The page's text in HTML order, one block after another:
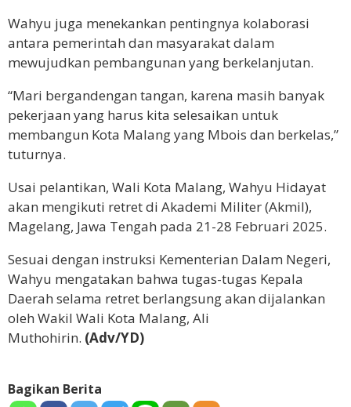
Wahyu juga menekankan pentingnya kolaborasi
antara pemerintah dan masyarakat dalam
mewujudkan pembangunan yang berkelanjutan.
“Mari bergandengan tangan, karena masih banyak
pekerjaan yang harus kita selesaikan untuk
membangun Kota Malang yang Mbois dan berkelas,”
tuturnya.
Usai pelantikan, Wali Kota Malang, Wahyu Hidayat
akan mengikuti retret di Akademi Militer (Akmil),
Magelang, Jawa Tengah pada 21-28 Februari 2025.
Sesuai dengan instruksi Kementerian Dalam Negeri,
Wahyu mengatakan bahwa tugas-tugas Kepala
Daerah selama retret berlangsung akan dijalankan
oleh Wakil Wali Kota Malang, Ali
Muthohirin. (Adv/YD)
Bagikan Berita